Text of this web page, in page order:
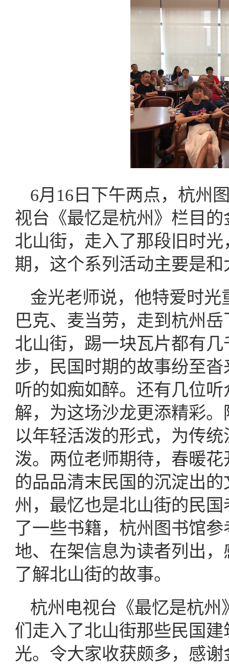
6月16日下午两点，杭州
视台《最忆是杭州》栏目
北山街，走入了那段旧时
期，这个系列活动主要是
金光老师说，他特爱时
巴克、麦当劳，走到杭州
北山街，踢一块瓦片都有
步，民国时期的故事纷至
听的如痴如醉。还有几位
解，为这场沙龙更添精彩
以年轻活泼的形式，为传
泼。两位老师期待，春暖
的品品清末民国的沉淀出
州，最忆也是北山街的民
了一些书籍，杭州图书馆
地、在架信息为读者列出
了解北山街的故事。
杭州电视台《最忆是杭
们走入了北山街那些民国
光。令大家收获颇多，感